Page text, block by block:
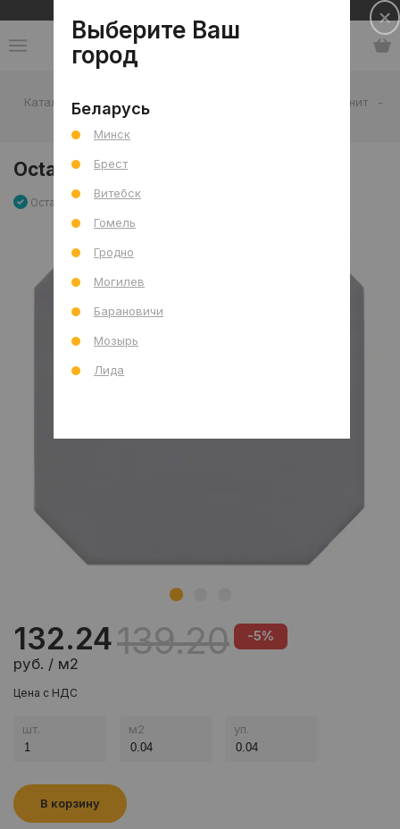
Каталог - Керамогранит
-
Octagon Gris Mat 20x20
Остаток 55.2 м2 Артикул: 0000028817
132.24
руб. / м2
139.20 -5%
Цена с НДС
шт. м2 уп.
В корзину
Выберите Ваш
город
Беларусь
Минск
Брест
Витебск
Гомель
Гродно
Могилев
Барановичи
Мозырь
Лида